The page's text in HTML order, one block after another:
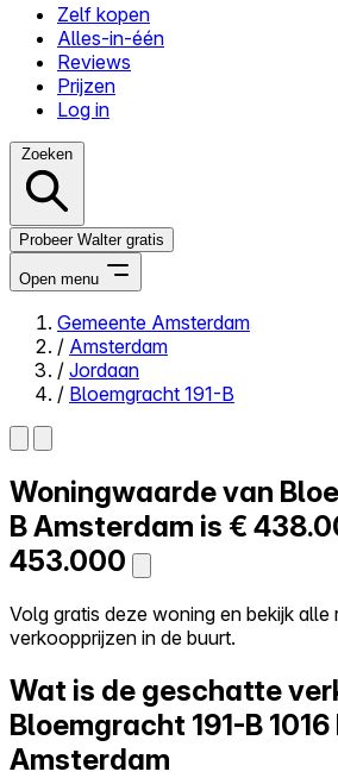
Zelf kopen
Alles-in-één
Reviews
Prijzen
Log in
Zoeken
Probeer Walter gratis
Open menu
Close menu
Zelf kopen
Alles-in-één
Reviews
Prijzen
Log in
Probeer Walter gratis
Gemeente Amsterdam
/ Amsterdam
/ Jordaan
/ Bloemgracht 191-B
Woningwaarde van
BAmsterdam is €
453.000
Volg gratis deze woning en bekijk alle
verkoopprijzen in de buurt.
Wat is de geschatte
Bloemgracht 191-B 1016
Amsterdam